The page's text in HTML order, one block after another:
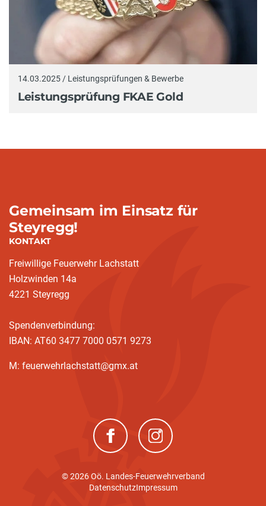
14.03.2025 / Leistungsprüfungen & Bewerbe
Leistungsprüfung FKAE Gold
Gemeinsam im Einsatz für
Steyregg!
KONTAKT
Freiwillige Feuerwehr Lachstatt
Holzwinden 14a
4221 Steyregg
Spendenverbindung:
IBAN: AT60 3477 7000 0571 9273
M: feuerwehrlachstatt@gmx.at
(neues Fenster)(neues Fenster)
© 2026 Oö. Landes-Feuerwehrverband
DatenschutzImpressum